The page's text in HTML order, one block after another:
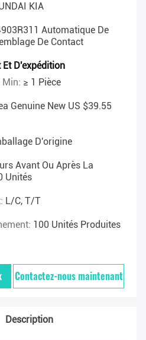
KIA
Automatique De
De Contact
D'expédition
Min: ≥ 1 Pièce
Genuine New US $39.55
D'origine
Avant Ou Après La
Unités
L/C, T/T
100 Unités Produites
Contactez-nous maintenant
Description